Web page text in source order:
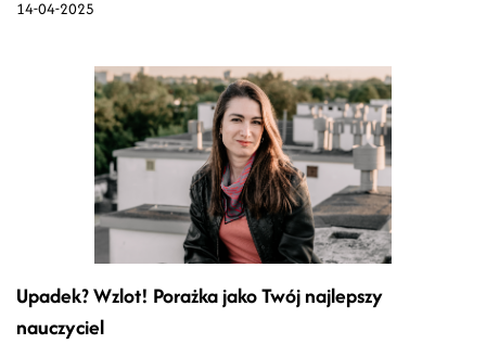
14-04-2025
Upadek? Wzlot! Porażka jako Twój najlepszy
nauczyciel